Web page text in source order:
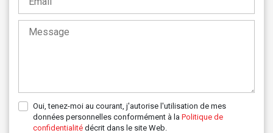
Oui, tenez-moi au courant, j'autorise l'utilisation de mes
données personnelles conformément à la Politique de
confidentialité décrit dans le site Web.